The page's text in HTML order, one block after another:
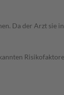
Da der Arzt